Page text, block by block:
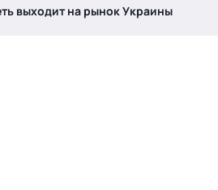
выходит на рынок Украины